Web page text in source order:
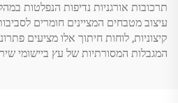
תרכובות אורגניות נדיפות הנפלטות
עיצוב מטבחים המציינים חומרים
קיצוניות, לוחות חיתוך אלו מציעים
המגבלות המסורתיות של עץ ביישומי